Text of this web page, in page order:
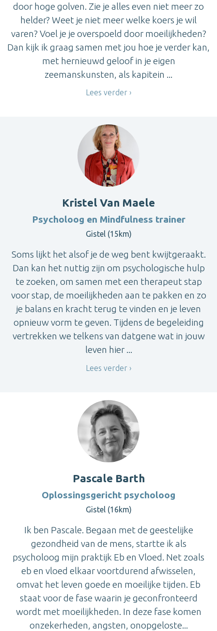
door hoge golven. Zie je alles even niet meer zo
helder? Weet je niet meer welke koers je wil
varen? Voel je je overspoeld door moeilijkheden?
Dan kijk ik graag samen met jou hoe je verder kan,
met hernieuwd geloof in je eigen
zeemanskunsten, als kapitein ...
Lees verder
Kristel Van Maele
Psycholoog en Mindfulness trainer
Gistel (15km)
Soms lijkt het alsof je de weg bent kwijtgeraakt.
Dan kan het nuttig zijn om psychologische hulp
te zoeken, om samen met een therapeut stap
voor stap, de moeilijkheden aan te pakken en zo
je balans en kracht terug te vinden en je leven
opnieuw vorm te geven. Tijdens de begeleiding
vertrekken we telkens van datgene wat in jouw
leven hier ...
Lees verder
Pascale Barth
Oplossingsgericht psycholoog
Gistel (16km)
Ik ben Pascale. Begaan met de geestelijke
gezondheid van de mens, startte ik als
psycholoog mijn praktijk Eb en Vloed. Net zoals
eb en vloed elkaar voortdurend afwisselen,
omvat het leven goede en moeilijke tijden. Eb
staat voor de fase waarin je geconfronteerd
wordt met moeilijkheden. In deze fase komen
onzekerheden, angsten, onopgeloste...